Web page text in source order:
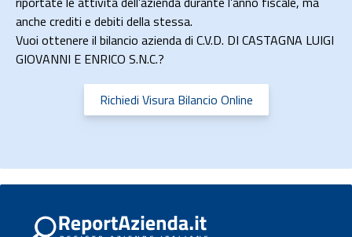
anche crediti e debiti della stessa.
Vuoi ottenere il bilancio azienda di C.V.D. DI CASTAGNA LUIGI
GIOVANNI E ENRICO S.N.C.?
Richiedi Visura Bilancio Online